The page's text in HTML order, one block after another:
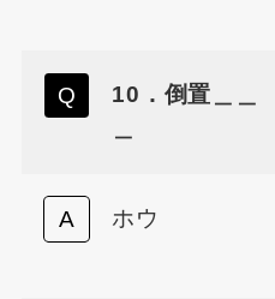
10．倒置＿
ホウ